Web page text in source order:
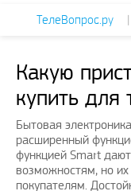
ТелеВопрос.ру |
Какую
купить для
Бытовая
расширенный
функцией Smart
возможностям, но
покупателям.